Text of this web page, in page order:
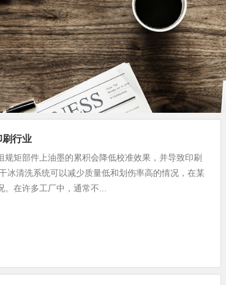
刷行业
矩部件上油墨的累积会降低校准效果，并导致印刷
冰清洗系统可以减少质量低和划伤率高的情况，在某
。在许多工厂中，通常不...